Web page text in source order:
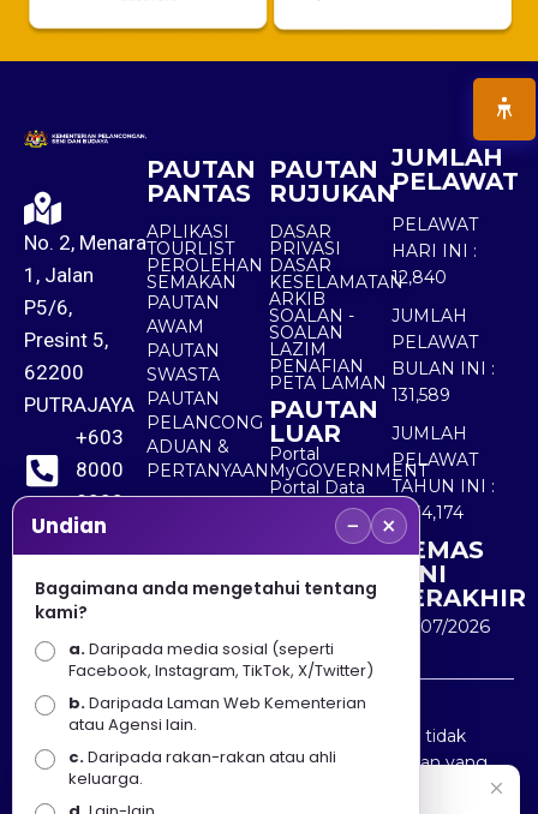
No. 2, Menara
1, Jalan
P5/6,
Presint 5,
62200
PUTRAJAYA
+603
8000
8000
+603
8891
7100
PAUTAN
PANTAS
APLIKASI
TOURLIST
PEROLEHAN
SEMAKAN
PAUTAN
AWAM
PAUTAN
SWASTA
PAUTAN
PELANCONG
ADUAN &
PERTANYAAN
PAUTAN
RUJUKAN
DASAR
PRIVASI
DASAR
KESELAMATAN
ARKIB
SOALAN -
SOALAN
LAZIM
PENAFIAN
PETA LAMAN
PAUTAN
LUAR
Portal
MyGOVERNMENT
Portal Data
Terbuka
Sektor Awam
JUMLAH
PELAWAT
PELAWAT
HARI INI :
12,840
JUMLAH
PELAWAT
BULAN INI :
131,589
JUMLAH
PELAWAT
TAHUN INI :
5,534,174
KEMAS
KINI
TERAKHIR
30/07/2026
Penafian : Kerajaan Malaysia dan Kementerian
Pelancongan Seni dan Budaya (MOTAC) adalah tidak
bertanggungjawab atas kehilangan atau kerugian yang
disebabkan oleh penggunaan mana-mana maklumat
Undian − ×
Bagaimana anda mengetahui tentang
kami?
a.Daripada media sosial (seperti
Facebook, Instagram, TikTok, X/Twitter)
b.Daripada Laman Web Kementerian
atau Agensi lain.
c.Daripada rakan-rakan atau ahli
keluarga.